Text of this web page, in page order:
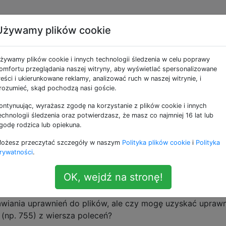
jako permissions
dostępu oparta na dostępie użytkownika, grupy lub
i prawa własności
pełne uprawnienia do tego folderu (a także wszystkich
~/.blabla obecnie własnością root. Znalazłem
o tym, jak to zrobić dla plików, ale nie mogę znaleźć
folderów.
uprawnienia do plików z wiersza poleceń?
uprawnień do plików, ale czy mogę uzyskać
755) z wiersza poleceń?
plików cookie
plików cookie i innych technologii śledzenia w celu poprawy
przeglądania naszej witryny, aby wyświetlać spersonalizowane
i ukierunkowane reklamy, analizować ruch w naszej witrynie, i
skąd pochodzą nasi goście.
wyrażasz zgodę na korzystanie z plików cookie i innych
śledzenia oraz potwierdzasz, że masz co najmniej 16 lat lub
rodzica lub opiekuna.
przeczytać szczegóły w naszym Polityka plików cookie i Polityka
.
OK, wejdź na stronę!